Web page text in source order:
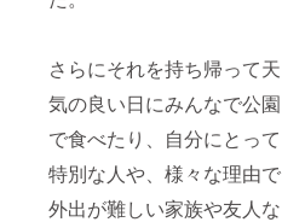
さらにそれを持ち帰って天
気の良い日にみんなで公園
で食べたり、自分にとって
特別な人や、様々な理由で
外出が難しい家族や友人な